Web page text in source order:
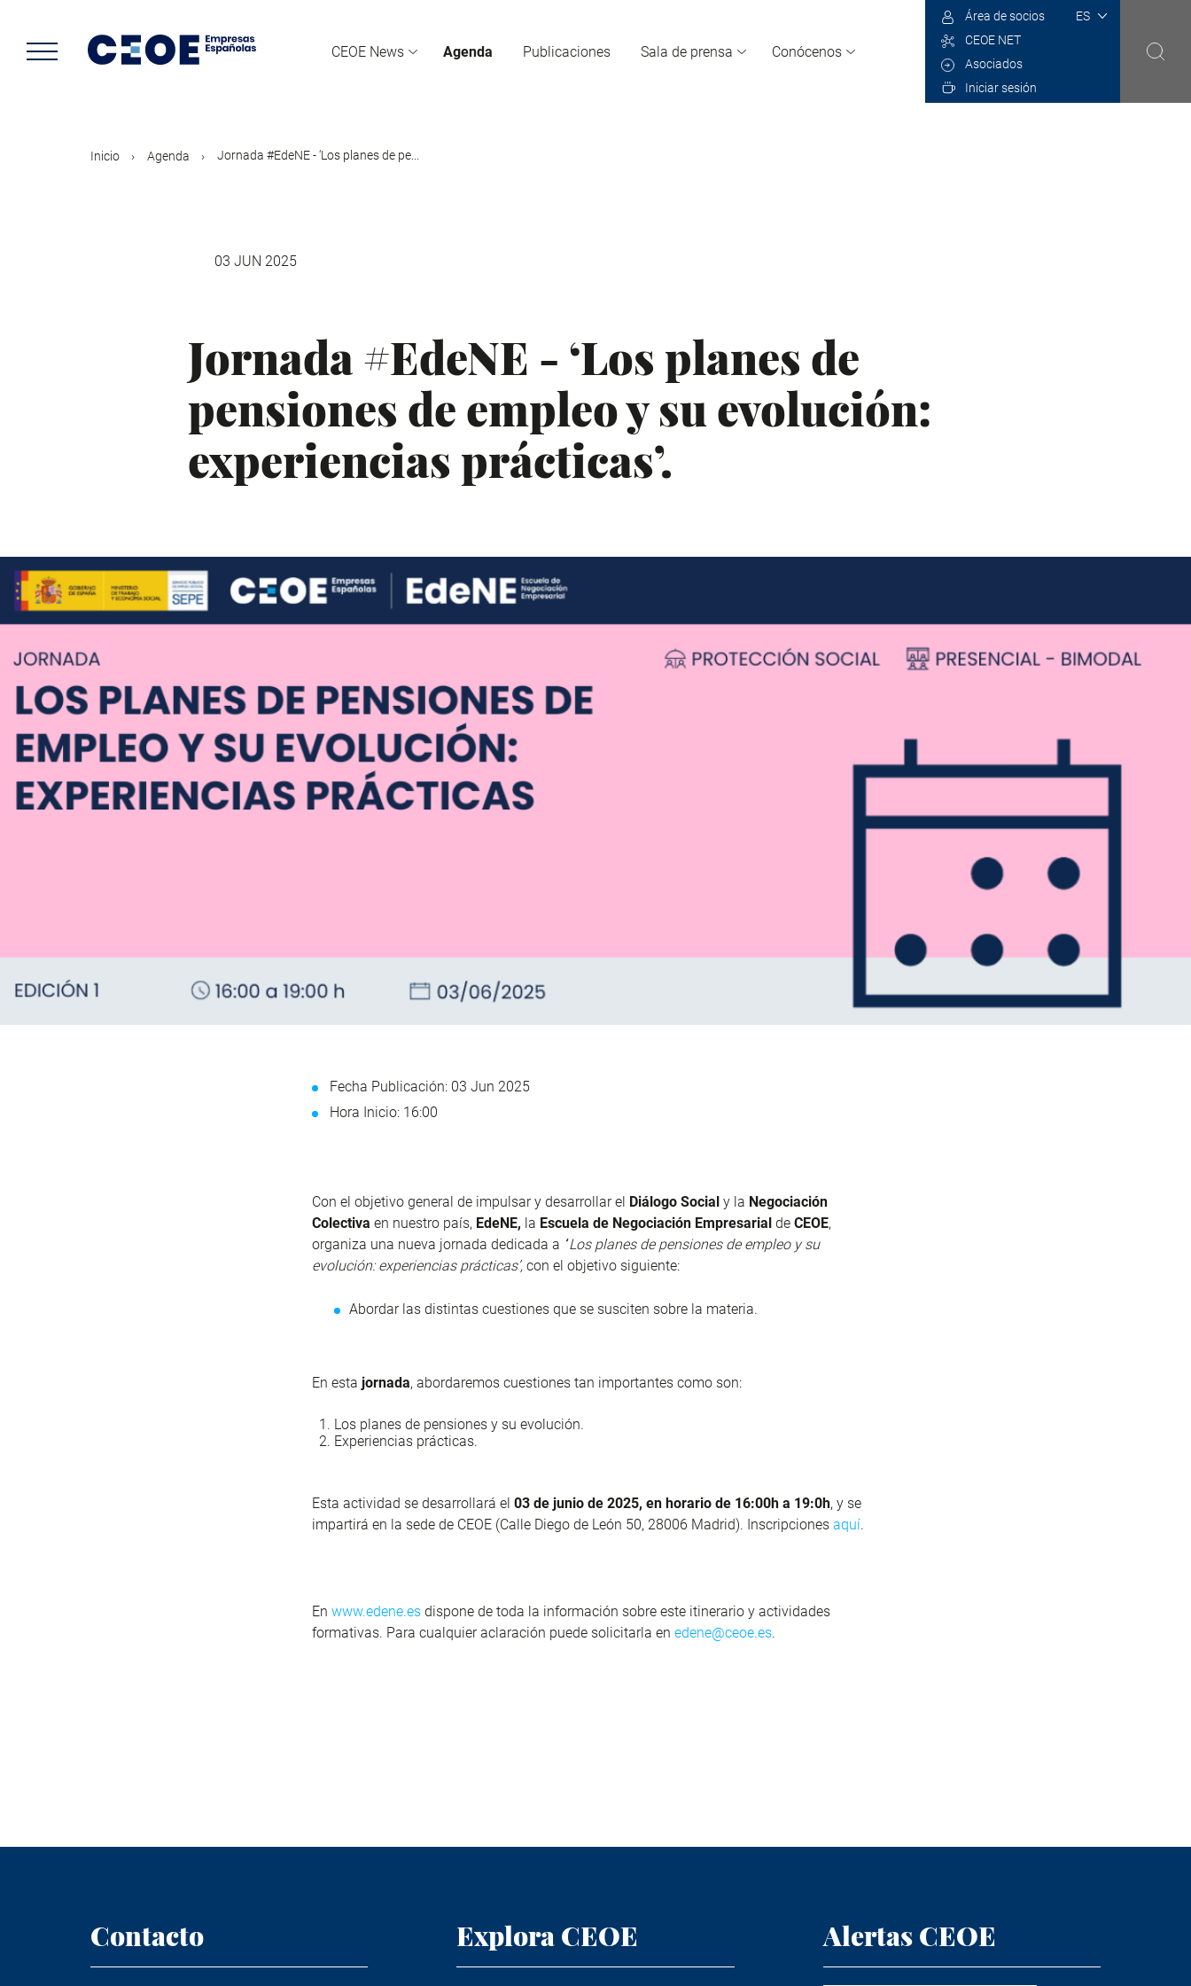
contenido
principal
CEOE News Agenda Publicaciones Sala de prensa Conócenos
Select
Área de socios
CEOE NET
Asociados
Iniciar sesión
Inicio Agenda Jornada #EdeNE - ‘Los planes de pe...
03 JUN 2025
Jornada #EdeNE - ‘Los planes de
pensiones de empleo y su evolución:
experiencias prácticas’.
Fecha Publicación: 03 Jun 2025
Hora Inicio: 16:00
Con el objetivo general de impulsar y desarrollar el Diálogo Social y la Negociación
Colectiva en nuestro país, EdeNE, la Escuela de Negociación Empresarial de CEOE,
organiza una nueva jornada dedicada a ‘Los planes de pensiones de empleo y su
evolución: experiencias prácticas’, con el objetivo siguiente:
Abordar las distintas cuestiones que se susciten sobre la materia.
En esta jornada, abordaremos cuestiones tan importantes como son:
Los planes de pensiones y su evolución.
Experiencias prácticas.
Esta actividad se desarrollará el 03 de junio de 2025, en horario de 16:00h a 19:0h, y se
impartirá en la sede de CEOE (Calle Diego de León 50, 28006 Madrid). Inscripciones aquí.
En www.edene.es dispone de toda la información sobre este itinerario y actividades
formativas. Para cualquier aclaración puede solicitarla en edene@ceoe.es.
Contacto Explora CEOE Alertas CEOE